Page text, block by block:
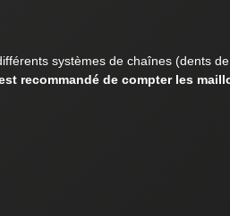
systèmes de chaînes (dents
recommandé de compter les